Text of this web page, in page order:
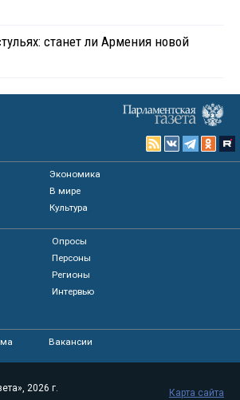
станет ли Армения новой
Экономика
В мире
Культура
Опросы
Персоны
Регионы
Интервью
Вакансии
2026 г.
Карта сайта